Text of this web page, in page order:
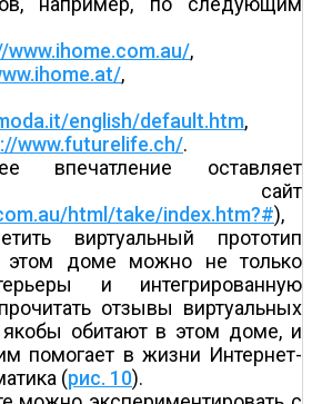
www.ihome.com.au/,
,
english/default.htm,
www.futurelife.ch/.
впечатление оставляет
сайт
html/take/index.htm?#),
виртуальный прототип
этом доме можно не только
и интегрированную
отзывы виртуальных
обитают в этом доме, и
помогает в жизни Интернет-
(рис. 10).